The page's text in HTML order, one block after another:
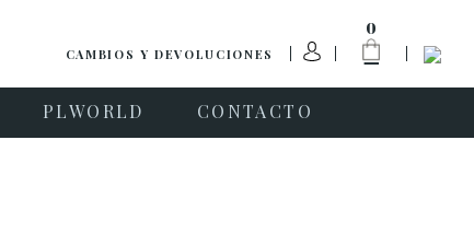
CAMBIOS Y DEVOLUCIONES
0
PLWORLD CONTACTO